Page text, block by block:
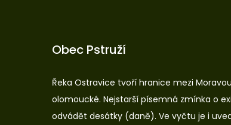
Obec Pstruží
Řeka Ostravice tvoří hranice mezi
olomoucké. Nejstarší písemná zmínka o
odvádět desátky (daně). Ve vyčtu je i